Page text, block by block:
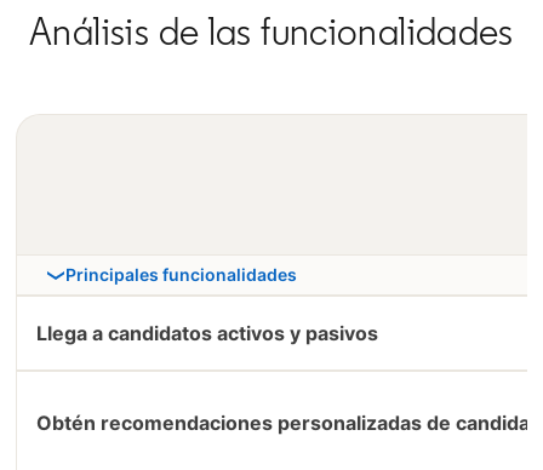
Análisis de las funcionalidades
Principales funcionalidades
Llega a candidatos activos y pasivos
Obtén recomendaciones personalizadas de